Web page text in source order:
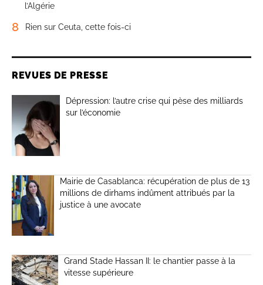
l’Algérie
8 Rien sur Ceuta, cette fois-ci
REVUES DE PRESSE
Dépression: l’autre crise qui pèse des milliards
sur l’économie
Mairie de Casablanca: récupération de plus de 13
millions de dirhams indûment attribués par la
justice à une avocate
Grand Stade Hassan II: le chantier passe à la
vitesse supérieure